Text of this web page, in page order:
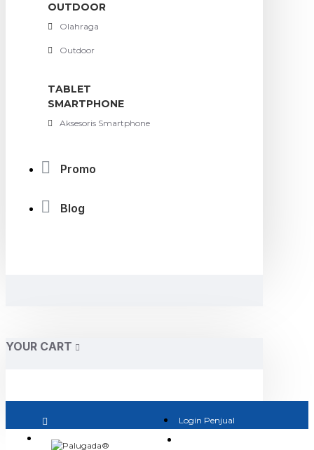
OUTDOOR
Olahraga
Outdoor
TABLET
SMARTPHONE
Aksesoris Smartphone
Promo
Blog
YOUR CART
Login Penjual